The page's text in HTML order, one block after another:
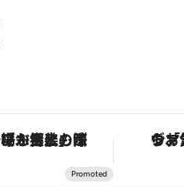
ヴァシュロン・コンスタンタン「オーヴァーシーズ・オートマティック」。旅愛好家のお気に入りコレクションから、ジェンダーレスな新作が登場